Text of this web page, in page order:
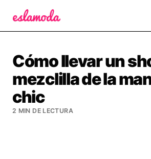
Cómo llevar un
mezclilla de la
chic
2 MIN DE LECTURA